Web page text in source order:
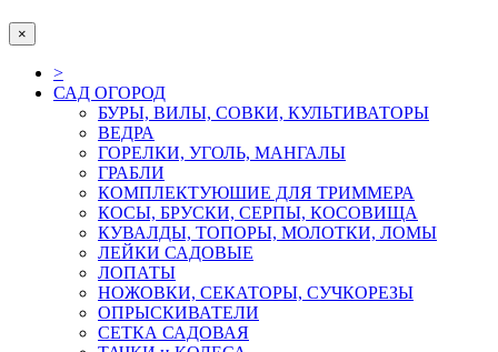
×
>
САД ОГОРОД
БУРЫ, ВИЛЫ, СОВКИ, КУЛЬТИВАТОРЫ
ВЕДРА
ГОРЕЛКИ, УГОЛЬ, МАНГАЛЫ
ГРАБЛИ
КОМПЛЕКТУЮШИЕ ДЛЯ ТРИММЕРА
КОСЫ, БРУСКИ, СЕРПЫ, КОСОВИЩА
КУВАЛДЫ, ТОПОРЫ, МОЛОТКИ, ЛОМЫ
ЛЕЙКИ САДОВЫЕ
ЛОПАТЫ
НОЖОВКИ, СЕКАТОРЫ, СУЧКОРЕЗЫ
ОПРЫСКИВАТЕЛИ
СЕТКА САДОВАЯ